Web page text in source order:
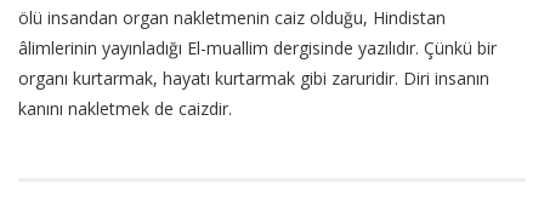
ölü insandan organ nakletmenin caiz olduğu, Hindistan
âlimlerinin yayınladığı El-muallim dergisinde yazılıdır. Çünkü bir
organı kurtarmak, hayatı kurtarmak gibi zaruridir. Diri insanın
kanını nakletmek de caizdir.